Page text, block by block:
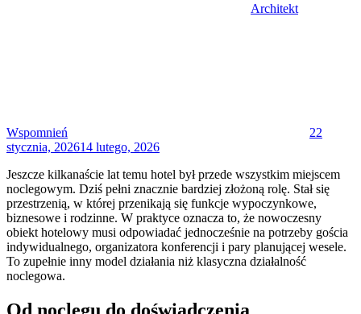
Architekt
Wspomnień
22
stycznia, 202614 lutego, 2026
Jeszcze kilkanaście lat temu hotel był przede wszystkim miejscem
noclegowym. Dziś pełni znacznie bardziej złożoną rolę. Stał się
przestrzenią, w której przenikają się funkcje wypoczynkowe,
biznesowe i rodzinne. W praktyce oznacza to, że nowoczesny
obiekt hotelowy musi odpowiadać jednocześnie na potrzeby gościa
indywidualnego, organizatora konferencji i pary planującej wesele.
To zupełnie inny model działania niż klasyczna działalność
noclegowa.
Od noclegu do doświadczenia